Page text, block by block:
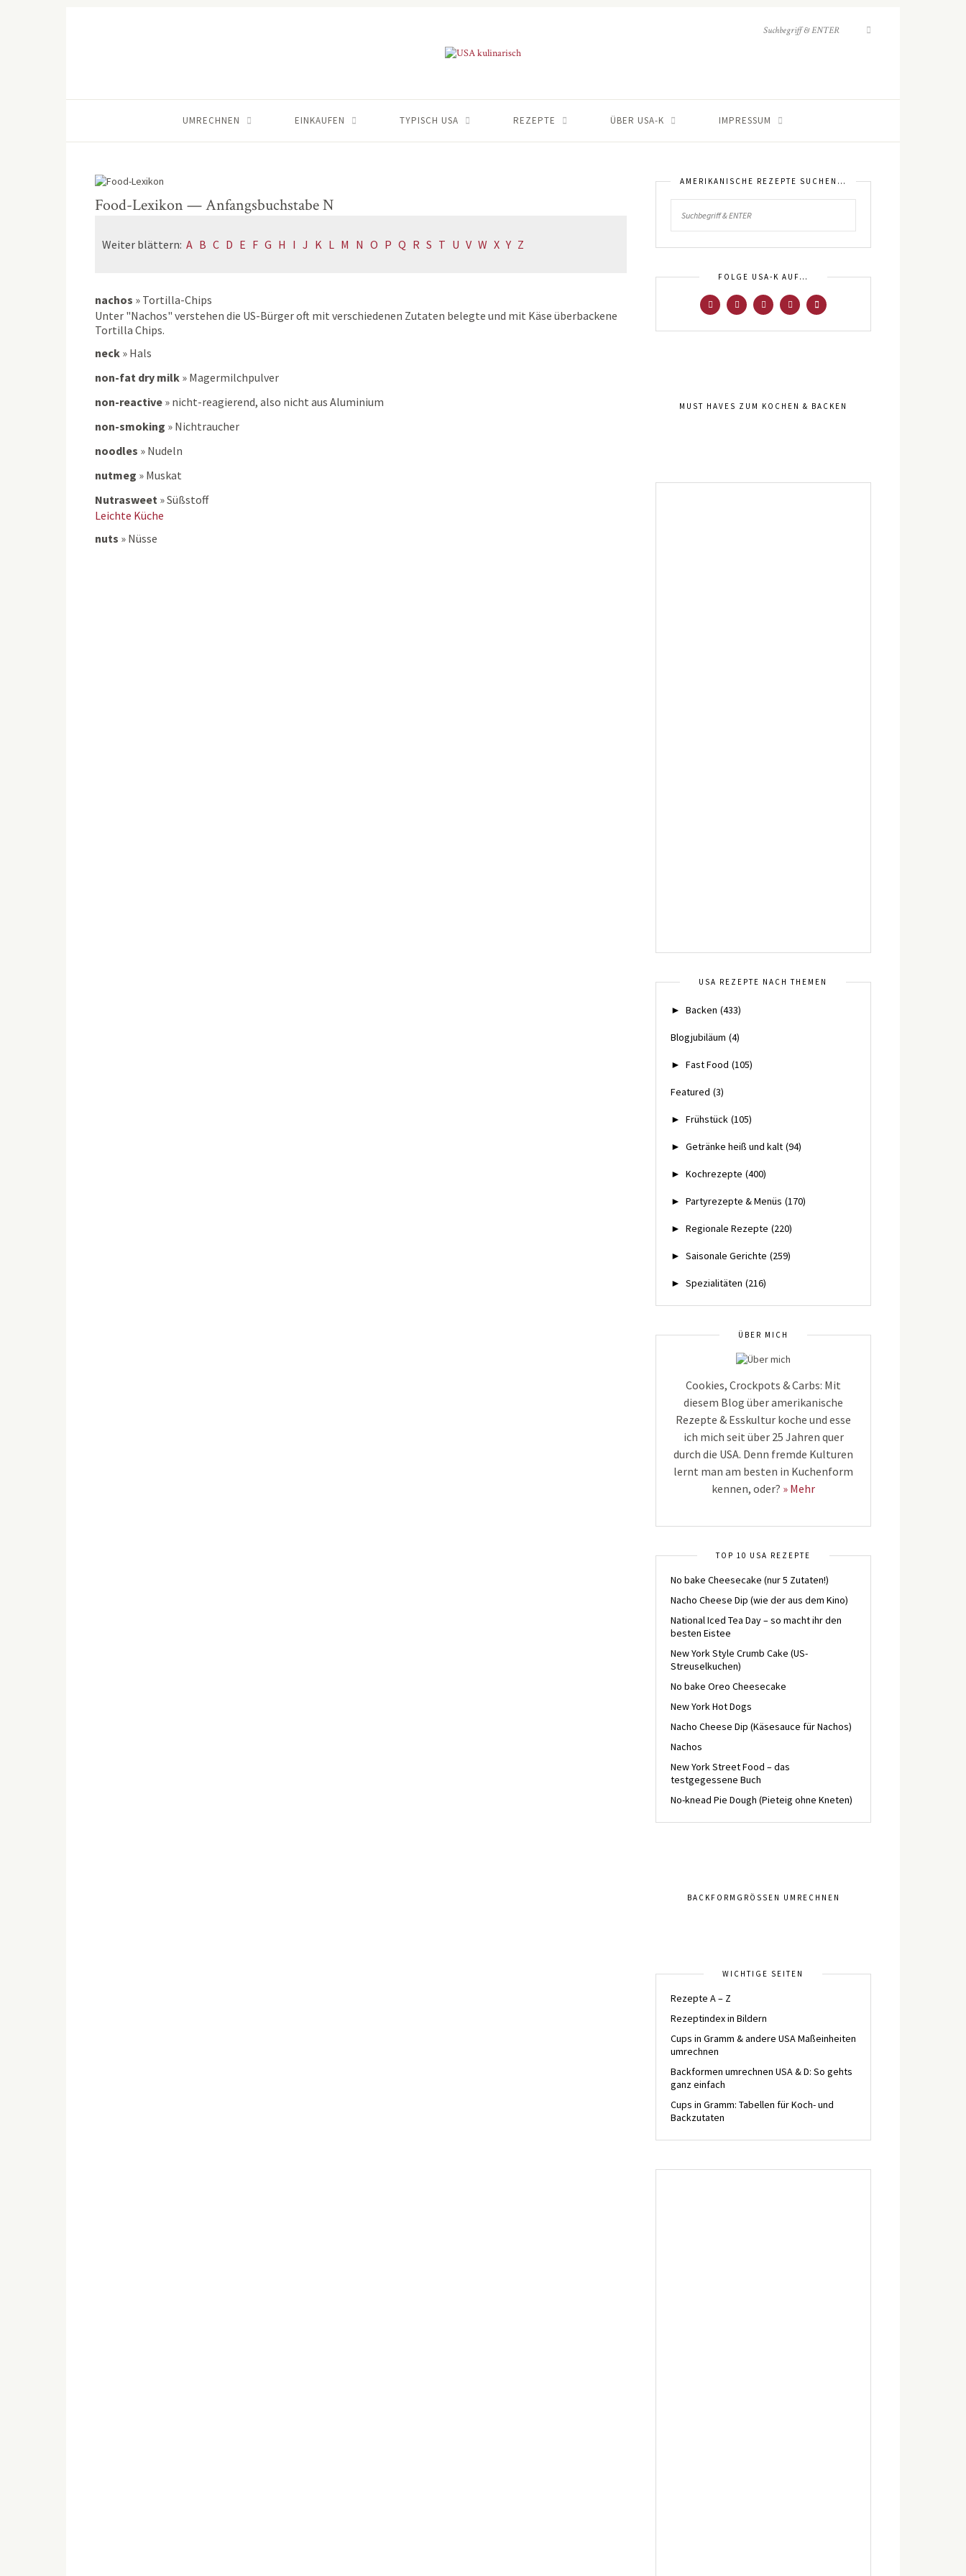
UMRECHNEN EINKAUFEN TYPISCH USA REZEPTE ÜBER USA-K IMPRESSUM
Food-Lexikon — Anfangsbuchstabe N
Weiter blättern: A B C D E F G H I J K L M N O P Q R S T U V W X Y Z
nachos » Tortilla-Chips
Unter "Nachos" verstehen die US-Bürger oft mit verschiedenen Zutaten belegte und mit Käse überbackene
Tortilla Chips.
neck » Hals
non-fat dry milk » Magermilchpulver
non-reactive » nicht-reagierend, also nicht aus Aluminium
non-smoking » Nichtraucher
noodles » Nudeln
nutmeg » Muskat
Nutrasweet »Süßstoff
Leichte Küche
nuts » Nüsse
AMERIKANISCHE REZEPTE SUCHEN…
FOLGE USA-K AUF…
MUST HAVES ZUM KOCHEN & BACKEN
USA REZEPTE NACH THEMEN
► Backen (433)
Blogjubiläum (4)
► Fast Food (105)
Featured (3)
► Frühstück (105)
► Getränke heiß und kalt (94)
► Kochrezepte (400)
► Partyrezepte & Menüs (170)
► Regionale Rezepte (220)
► Saisonale Gerichte (259)
► Spezialitäten (216)
ÜBER MICH
Cookies, Crockpots & Carbs: Mit
diesem Blog über amerikanische
Rezepte & Esskultur koche und esse
ich mich seit über 25 Jahren quer
durch die USA. Denn fremde Kulturen
lernt man am besten in Kuchenform
kennen, oder? » Mehr
TOP 10 USA REZEPTE
No bake Cheesecake (nur 5 Zutaten!)
Nacho Cheese Dip (wie der aus dem Kino)
National Iced Tea Day – so macht ihr den
besten Eistee
New York Style Crumb Cake (US-
Streuselkuchen)
No bake Oreo Cheesecake
New York Hot Dogs
Nacho Cheese Dip (Käsesauce für Nachos)
Nachos
New York Street Food – das
testgegessene Buch
No-knead Pie Dough (Pieteig ohne Kneten)
BACKFORMGRÖSSEN UMRECHNEN
WICHTIGE SEITEN
Rezepte A – Z
Rezeptindex in Bildern
Cups in Gramm & andere USA Maßeinheiten
umrechnen
Backformen umrechnen USA & D: So gehts
ganz einfach
Cups in Gramm: Tabellen für Koch- und
Backzutaten